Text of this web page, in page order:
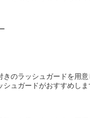
のラッシュガードを用
ュガードがおすすめしま